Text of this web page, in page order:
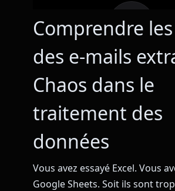
Comprendre
des e-mails
Chaos dans le
traitement des
données
Vous avez essayé Excel. Vous
Google Sheets. Soit ils sont